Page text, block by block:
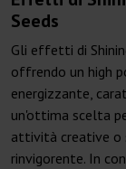
Seeds
Gli effetti di
offrendo un high
energizzante,
un'ottima scelta
attività creative o
rinvigorente. In